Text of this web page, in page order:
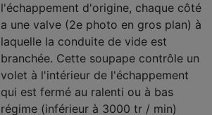
l'échappement d'origine, chaque côté
a une valve (2e photo en gros plan) à
laquelle la conduite de vide est
branchée. Cette soupape contrôle un
volet à l'intérieur de l'échappement
qui est fermé au ralenti ou à bas
régime (inférieur à 3000 tr / min)